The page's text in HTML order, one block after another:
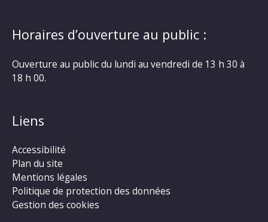
Horaires d’ouverture au public :
Ouverture au public du lundi au vendredi de 13 h 30 à
18 h 00.
Liens
Accessibilité
Plan du site
Mentions légales
Politique de protection des données
Gestion des cookies